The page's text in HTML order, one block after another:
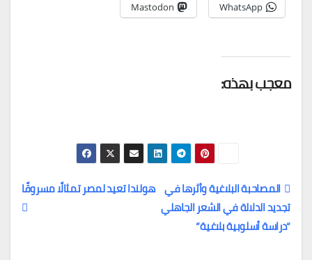
WhatsApp
Mastodon
معجب بهذه:
تصفّح
المقالات
هولندا تعيد لمصر تمثالًا مسروقًا المصاحبة البلاغية وأثرها في
تجديد الدلالة في الشعر الجاهلي
“دراسة أسلوبية بلاغية”